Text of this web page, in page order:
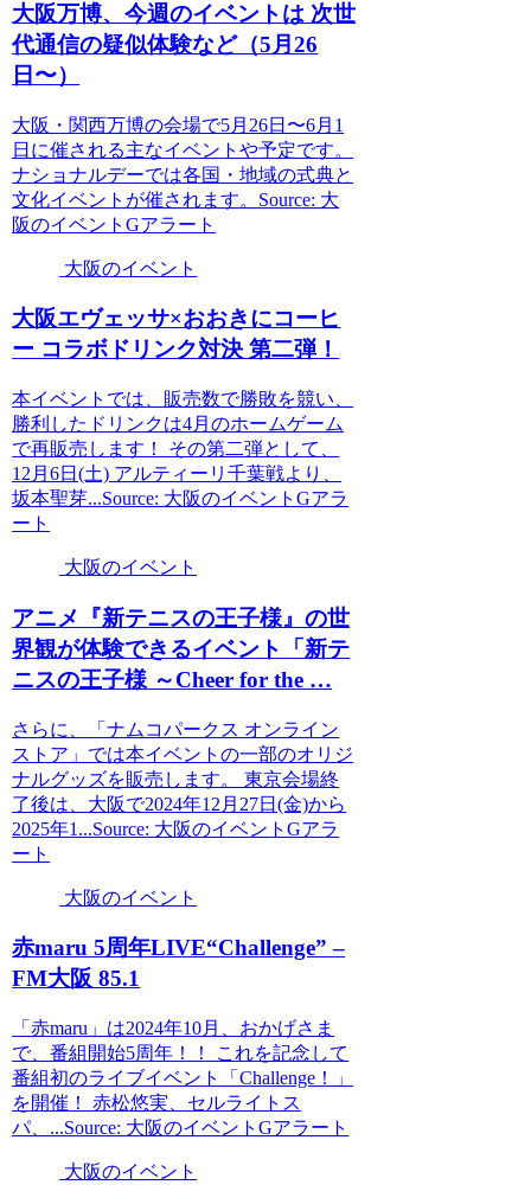
大阪万博、今週のイベントは 次世
代通信の疑似体験など（5月26
日〜）
大阪・関西万博の会場で5月26日〜6月1
日に催される主なイベントや予定です。
ナショナルデーでは各国・地域の式典と
文化イベントが催されます。Source: 大
阪のイベントGアラート
大阪のイベント
大阪エヴェッサ×おおきにコーヒ
ー コラボドリンク対決 第二弾！
本イベントでは、販売数で勝敗を競い、
勝利したドリンクは4月のホームゲーム
で再販売します！ その第二弾として、
12月6日(土) アルティーリ千葉戦より、
坂本聖芽...Source: 大阪のイベントGアラ
ート
大阪のイベント
アニメ『新テニスの王子様』の世
界観が体験できるイベント
「新テ
ニスの王子様 ～Cheer for the …
さらに、「ナムコパークス オンライン
ストア」では本イベントの一部のオリジ
ナルグッズを販売します。 東京会場終
了後は、大阪で2024年12月27日(金)から
2025年1...Source: 大阪のイベントGアラ
ート
大阪のイベント
赤maru 5周年LIVE“Challenge” –
FM大阪 85.1
「赤maru」は2024年10月、おかげさま
で、番組開始5周年！！ これを記念して
番組初のライブイベント「Challenge！」
を開催！ 赤松悠実、セルライトス
パ、...Source: 大阪のイベントGアラート
大阪のイベント